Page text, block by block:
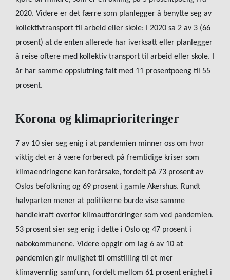
2020. Videre er det færre som planlegger å benytte seg av
kollektivtransport til arbeid eller skole: I 2020 sa 2 av 3 (66
prosent) at de enten allerede har iverksatt eller planlegger
å reise oftere med kollektiv transport til arbeid eller skole. I
år har samme oppslutning falt med 11 prosentpoeng til 55
prosent.
Korona og klimaprioriteringer
7 av 10 sier seg enig i at pandemien minner oss om hvor
viktig det er å være forberedt på fremtidige kriser som
klimaendringene kan forårsake, fordelt på 73 prosent av
Oslos befolkning og 69 prosent i gamle Akershus. Rundt
halvparten mener at politikerne burde vise samme
handlekraft overfor klimautfordringer som ved pandemien.
53 prosent sier seg enig i dette i Oslo og 47 prosent i
nabokommunene. Videre oppgir om lag 6 av 10 at
pandemien gir mulighet til omstilling til et mer
klimavennlig samfunn, fordelt mellom 61 prosent enighet i